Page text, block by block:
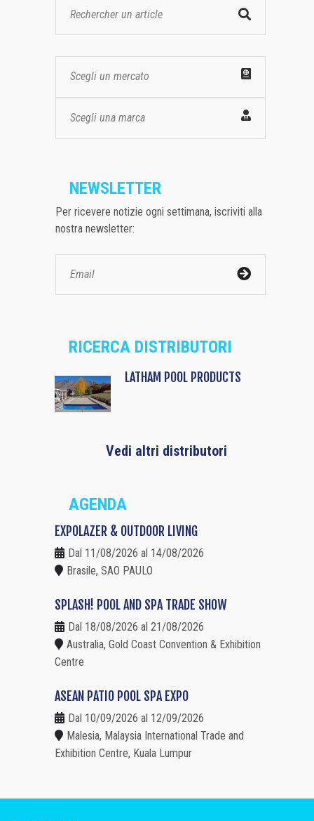
Scegli un mercato
Scegli una marca
NEWSLETTER
Per ricevere notizie ogni settimana, iscriviti alla
nostra newsletter:
RICERCA DISTRIBUTORI
LATHAM POOL PRODUCTS
Vedi altri distributori
AGENDA
EXPOLAZER & OUTDOOR LIVING
Dal 11/08/2026 al 14/08/2026
Brasile, SAO PAULO
SPLASH! POOL AND SPA TRADE SHOW
Dal 18/08/2026 al 21/08/2026
Australia, Gold Coast Convention & Exhibition
Centre
ASEAN PATIO POOL SPA EXPO
Dal 10/09/2026 al 12/09/2026
Malesia, Malaysia International Trade and
Exhibition Centre, Kuala Lumpur